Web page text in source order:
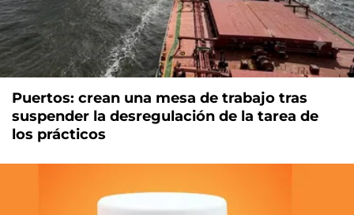
Puertos: crean una mesa de trabajo tras
suspender la desregulación de la tarea de
los prácticos